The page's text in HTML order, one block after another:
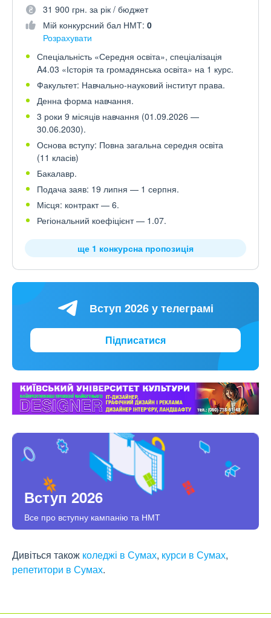
31 900 грн. за рік / бюджет
Мій конкурсний бал НМТ: 0
Розрахувати
Спеціальність «Середня освіта», спеціалізація
A4.03 «Історія та громадянська освіта» на 1 курс.
Факультет: Навчально-науковий інститут права.
Денна форма навчання.
3 роки 9 місяців навчання (01.09.2026 —
30.06.2030).
Основа вступу: Повна загальна середня освіта
(11 класів)
Бакалавр.
Подача заяв: 19 липня — 1 серпня.
Місця: контракт — 6.
Регіональний коефіцієнт — 1.07.
ще 1 конкурсна пропозиція
Вступ 2026 у телеграмі
Підписатися
Вступ 2026
Все про вступну кампанію та НМТ
Дивіться також коледжі в Сумах, курси в Сумах,
репетитори в Сумах.